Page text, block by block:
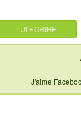
LUI ECRIRE
J'aime